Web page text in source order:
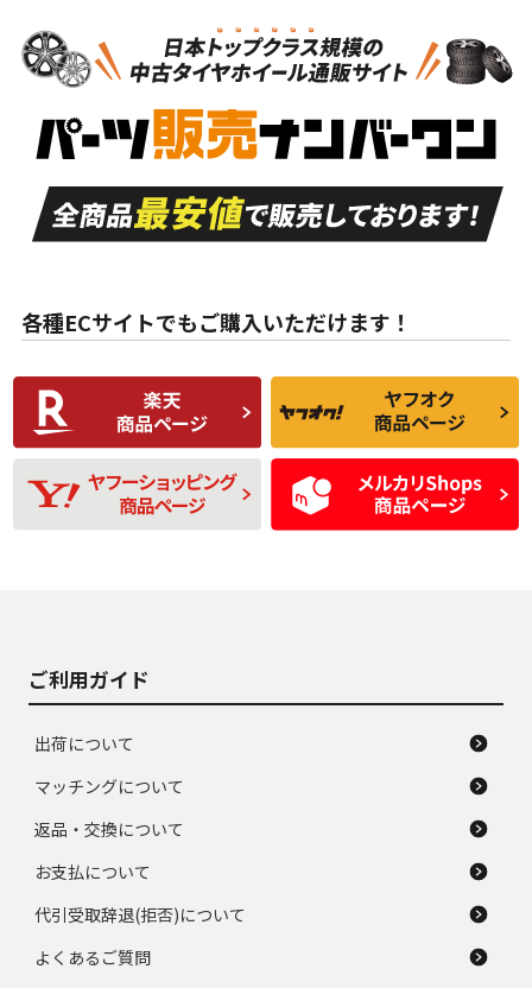
S
品）
S
新車外し品（新古
付き
A
走行距離も少なく、
目立つ傷もほとんど
ない中古品
A
走行距離も少なく、
非常に状態の良い中
古品
な中古品
んどない中古品
C
比較的きれいな中古
品
C
られるが、使用に問
題のない中古品
D
使用感や目立つ傷が
あり、一般的な中古
品
D
残り溝も少なく、偏
磨耗がみられ、短期
間使用できるくらい
の中古品
各種ECサイトでもご購入いただけます！
ご利用ガイド
出荷について
マッチングについて
返品・交換について
お支払について
代引受取辞退(拒否)について
よくあるご質問